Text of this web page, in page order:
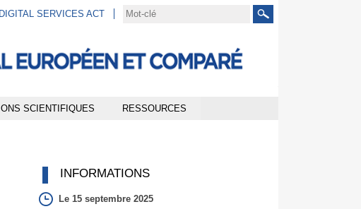
SERVICES ACT Rechercher
SCIENTIFIQUES RESSOURCES
INFORMATIONS
Le 15 septembre 2025